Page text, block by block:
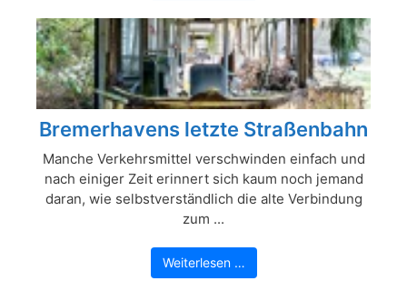
Bremerhavens letzte Straßenbahn
Manche Verkehrsmittel verschwinden einfach und
nach einiger Zeit erinnert sich kaum noch jemand
daran, wie selbstverständlich die alte Verbindung
zum ...
Weiterlesen …